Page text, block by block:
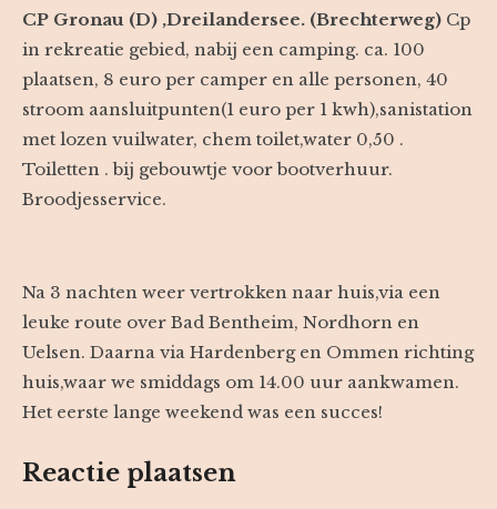
CP Gronau (D) ,Dreilandersee. (Brechterweg) Cp
in rekreatie gebied, nabij een camping. ca. 100
plaatsen, 8 euro per camper en alle personen, 40
stroom aansluitpunten(1 euro per 1 kwh),sanistation
met lozen vuilwater, chem toilet,water 0,50 .
Toiletten . bij gebouwtje voor bootverhuur.
Broodjesservice.
Na 3 nachten weer vertrokken naar huis,via een
leuke route over Bad Bentheim, Nordhorn en
Uelsen. Daarna via Hardenberg en Ommen richting
huis,waar we smiddags om 14.00 uur aankwamen.
Het eerste lange weekend was een succes!
Reactie plaatsen